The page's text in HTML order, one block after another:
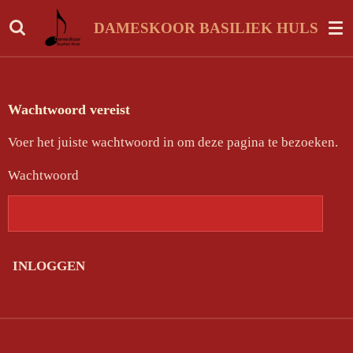
Ga
direct
naar
DAMESKOOR BASILIEK HULST
Wachtwoord vereist
Voer het juiste wachtwoord in om deze pagina te bezoeken.
Wachtwoord
INLOGGEN